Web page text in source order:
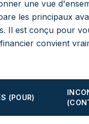
une vue
les principaux
Il est conçu pour
convient
(POUR)